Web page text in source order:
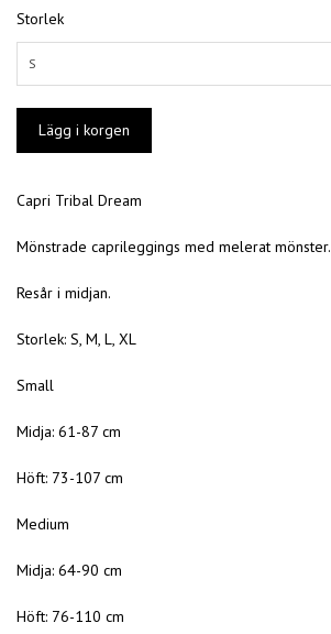
Storlek
S
Capri Tribal Dream
Mönstrade caprileggings med melerat mönster.
Resår i midjan.
Storlek: S, M, L, XL
Small
Midja: 61-87 cm
Höft: 73-107 cm
Medium
Midja: 64-90 cm
Höft: 76-110 cm